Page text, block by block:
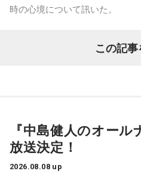
ジルは対戦相手が決まったとき
ているんだ。メンバーは違うか
があるんだぞ」と言って、油断
して、「お前ら、（日本選手が
と塩貝選手のコメントを（起爆
時の心境について訊いた。
――1軍デビューを果たしたプロ
しい成績だったかと思いますが
――過去2年の苦労は昨シーズン
ね。
山田「活きていると思います。
この記
『中島健人のオール
放送決定！
2026.08.08 up